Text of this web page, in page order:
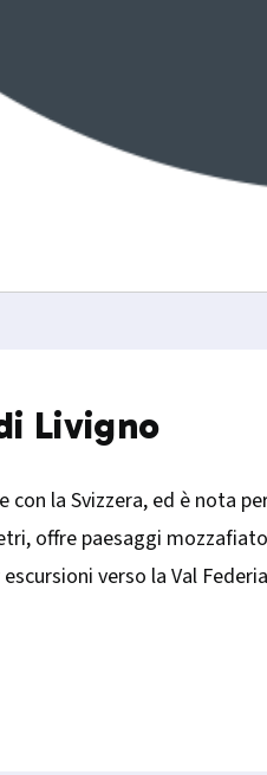
Livigno
con la Svizzera, ed è nota
offre paesaggi
verso la Val